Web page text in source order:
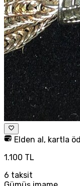
Elden al, kartla
1.100 TL
6 taksit